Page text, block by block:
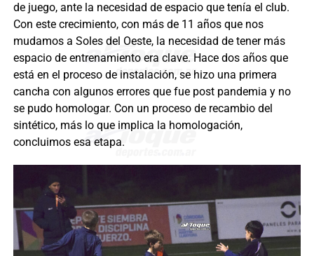
de juego, ante la necesidad de espacio que tenía el club.
Con este crecimiento, con más de 11 años que nos
mudamos a Soles del Oeste, la necesidad de tener más
espacio de entrenamiento era clave. Hace dos años que
está en el proceso de instalación, se hizo una primera
cancha con algunos errores que fue post pandemia y no
se pudo homologar. Con un proceso de recambio del
sintético, más lo que implica la homologación,
concluimos esa etapa.